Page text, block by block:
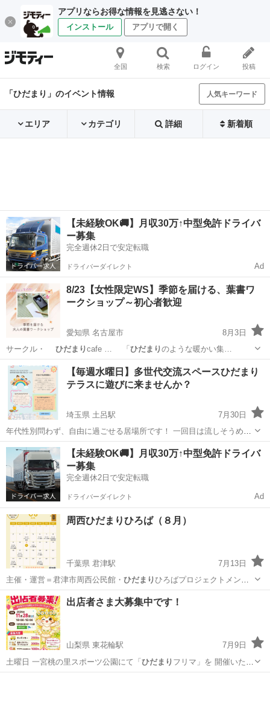
アプリならお得な情報を見逃さない！
インストール アプリで開く
全国 検索 ログイン 投稿
「ひだまり」のイベント情報 人気キーワード
エリア カテゴリ 詳細 新着順
【未経験OK🚚】月収30万↑中型免許ドライバ
ー募集
完全週休2日で安定転職
ドライバーダイレクト Ad
8/23【女性限定WS】季節を届ける、葉書ワ
ークショップ～初心者歓迎
愛知県 名古屋市
8月3日
サークル・ ひだまり cafe … 「 ひだまりのような暖かい集…
愛知 名古屋市 ワークショップ サークル
【毎週水曜日】多世代交流スペースひだまり
テラスに遊びに来ませんか？
埼玉県 土呂駅
7月30日
年代性別問わず、自由に過ごせる居場所です！ 一回目は流しそうめん
をやりました。 誰でもお気軽にお立ち寄りください。 絵本コーナー、
えのぐあそび、ボードゲーム、ごろ寝スペースあり。 夏休みの宿題の
ためにお部屋に絵の具広...
埼玉 さいたま市 土呂駅 育児 ひだまり
【未経験OK🚚】月収30万↑中型免許ドライバ
ー募集
完全週休2日で安定転職
ドライバーダイレクト Ad
周西ひだまりひろば（８月）
千葉県 君津駅
7月13日
主催・運営＝君津市周西公民館・ ひだまりひろばプロジェクトメンバ
ー W…
千葉 君津市 君津駅 地域/お祭り
出店者さま大募集中です！
山梨県 東花輪駅
7月9日
土曜日 一宮桃の里スポーツ公園にて「 ひだまり フリマ」を 開催いたし
ます！ 只今 …